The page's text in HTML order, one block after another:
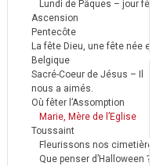
Lundi de Pâques – jour férié
Ascension
Pentecôte
La fête Dieu, une fête née en
Belgique
Sacré-Coeur de Jésus – Il
nous a aimés.
Où fêter l’Assomption
Marie, Mère de l’Eglise
Toussaint
Fleurissons nos cimetières
Que penser d’Halloween ?